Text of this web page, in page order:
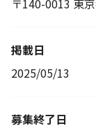
〒140-0013 東
掲載日
2025/05/13
募集終了日